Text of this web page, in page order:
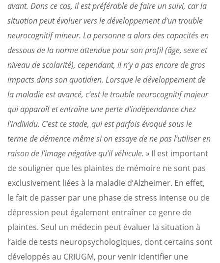
avant. Dans ce cas, il est préférable de faire un suivi, car la
situation peut évoluer vers le développement d’un trouble
neurocognitif mineur. La personne a alors des capacités en
dessous de la norme attendue pour son profil (âge, sexe et
niveau de scolarité), cependant, il n’y a pas encore de gros
impacts dans son quotidien. Lorsque le développement de
la maladie est avancé, c’est le trouble neurocognitif majeur
qui apparaît et entraîne une perte d’indépendance chez
l’individu. C’est ce stade, qui est parfois évoqué sous le
terme de démence même si on essaye de ne pas l’utiliser en
raison de l’image négative qu’il véhicule. » Il est important
de souligner que les plaintes de mémoire ne sont pas
exclusivement liées à la maladie d’Alzheimer. En effet,
le fait de passer par une phase de stress intense ou de
dépression peut également entraîner ce genre de
plaintes. Seul un médecin peut évaluer la situation à
l’aide de tests neuropsychologiques, dont certains sont
développés au CRIUGM, pour venir identifier une